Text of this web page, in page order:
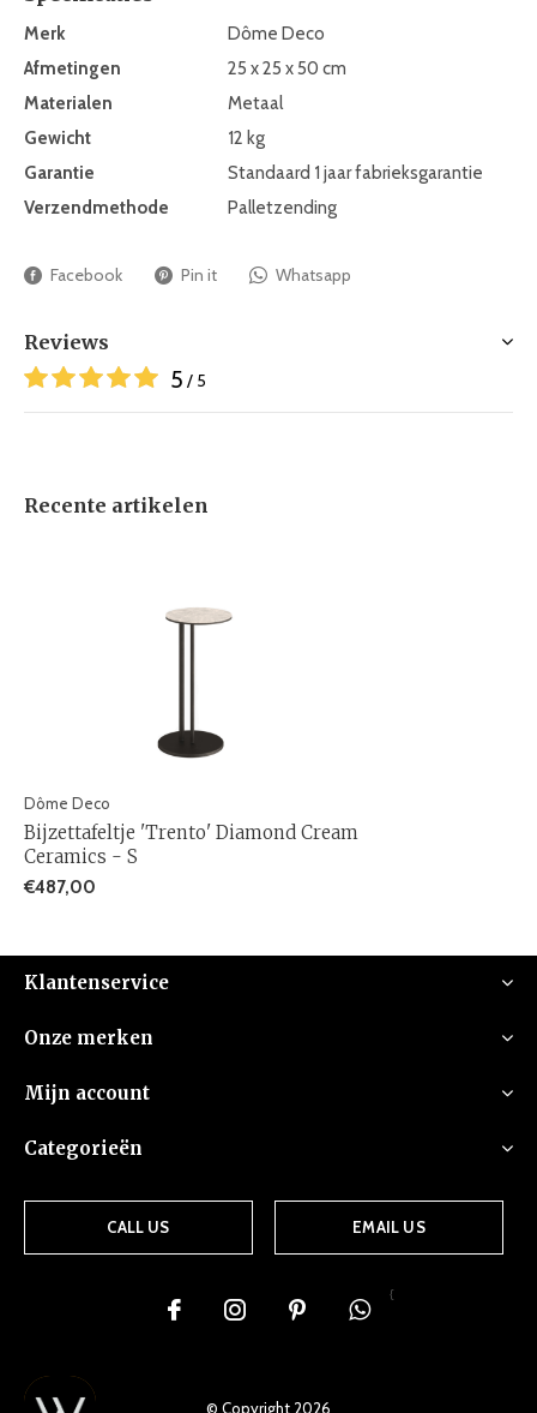
Merk
Dôme Deco
Afmetingen
25 x 25 x 50 cm
Materialen
Metaal
Gewicht
12 kg
Garantie
Standaard 1 jaar fabrieksgarantie
Verzendmethode
Palletzending
Facebook Pin it Whatsapp
Reviews
5 / 5
Recente artikelen
Dôme Deco
Bijzettafeltje 'Trento' Diamond Cream
Ceramics - S
€487,00
Klantenservice
Onze merken
Mijn account
Categorieën
CALL US EMAIL US
{
© Copyright 2026